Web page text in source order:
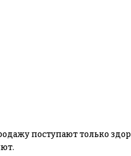
поступают только